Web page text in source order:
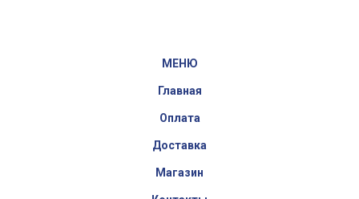
МЕНЮ
Главная
Оплата
Доставка
Магазин